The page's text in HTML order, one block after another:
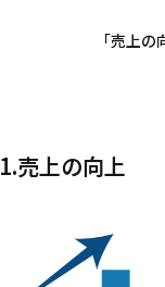
「売上
1.売上の向上